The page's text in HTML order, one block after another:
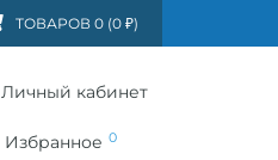
FAQ
ТОВАРОВ 0 (0 ₽)
Личный кабинет
Избранное 0